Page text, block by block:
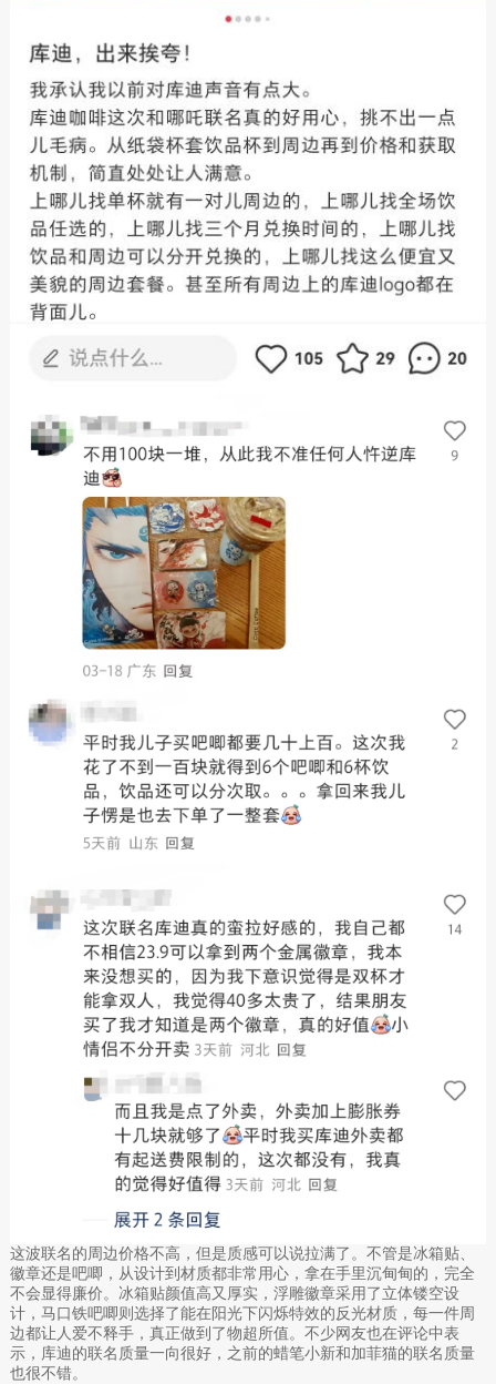
这波联名的周边价格不高，但是质感可以说拉满了。不管是冰箱贴、
徽章还是吧唧，从设计到材质都非常用心，拿在手里沉甸甸的，完全
不会显得廉价。冰箱贴颜值高又厚实，浮雕徽章采用了立体镂空设
计，马口铁吧唧则选择了能在阳光下闪烁特效的反光材质，每一件周
边都让人爱不释手，真正做到了物超所值。不少网友也在评论中表
示，库迪的联名质量一向很好，之前的蜡笔小新和加菲猫的联名质量
也很不错。